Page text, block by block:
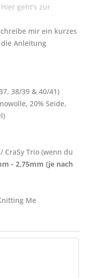
Hier geht's zur
mir ein kurzes
Anleitung
38/39 & 40/41)
20% Seide,
CraSy Trio (wenn du
- 2,75mm (je nach
Me